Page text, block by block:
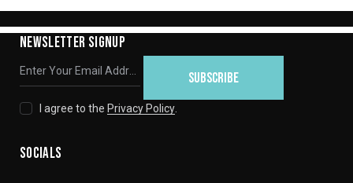
NEWSLETTER SIGNUP
SUBSCRIBE
I agree to the Privacy Policy
SOCIALS